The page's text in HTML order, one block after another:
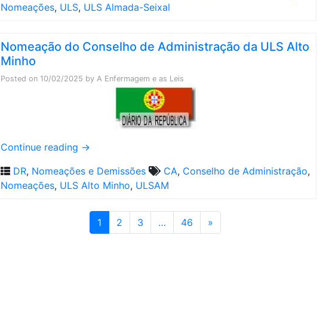
Nomeações, ULS, ULS Almada-Seixal
Nomeação do Conselho de Administração da ULS Alto
Minho
Posted on 10/02/2025 by A Enfermagem e as Leis
Continue reading →
DR, Nomeações e Demissões CA, Conselho de Administração,
Nomeações, ULS Alto Minho, ULSAM
1 2 3 … 46 »